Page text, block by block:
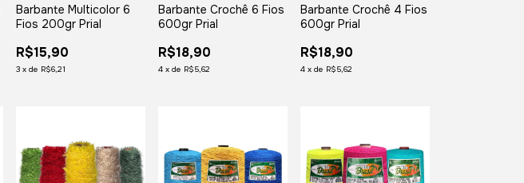
Barbante Multicolor 6
Fios 200gr Prial
R$15,90
3 xde R$6,21
Barbante Crochê 6 Fios
600gr Prial
R$18,90
4 xde R$5,62
Barbante Crochê 4 Fios
600gr Prial
R$18,90
4 xde R$5,62